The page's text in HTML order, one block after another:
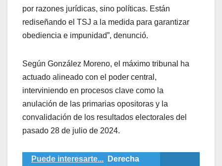
por razones jurídicas, sino políticas. Están
rediseñando el TSJ a la medida para garantizar
obediencia e impunidad”, denunció.
​Según González Moreno, el máximo tribunal ha
actuado alineado con el poder central,
interviniendo en procesos clave como la
anulación de las primarias opositoras y la
convalidación de los resultados electorales del
pasado 28 de julio de 2024.
Puede interesarte... Derecha